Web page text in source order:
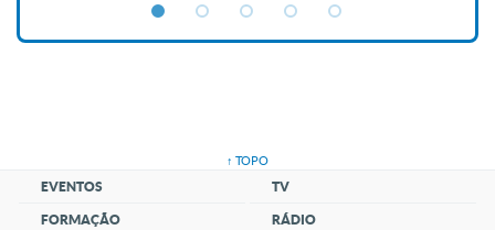
↑ TOPO
EVENTOS
FORMAÇÃO
TV
RÁDIO